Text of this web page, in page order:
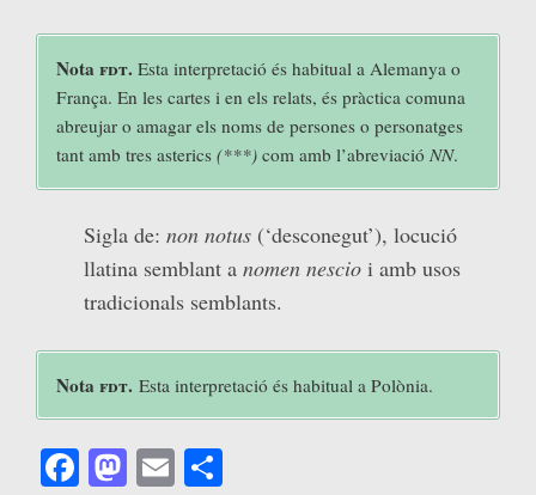
Notafdt. Esta interpretació és habitual a Alemanya o
França. En les cartes i en els relats, és pràctica comuna
abreujar o amagar els noms de persones o personatges
tant amb tres asterics(***) com amb l’abreviacióNN.
Sigla de: non notus (‘desconegut’), locució
llatina semblant a nomen nescio i amb usos
tradicionals semblants.
Notafdt. Esta interpretació és habitual a Polònia.
Facebook
Mastodon
Email